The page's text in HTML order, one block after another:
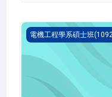
FPGA軟性計算
電機工程學系碩士班